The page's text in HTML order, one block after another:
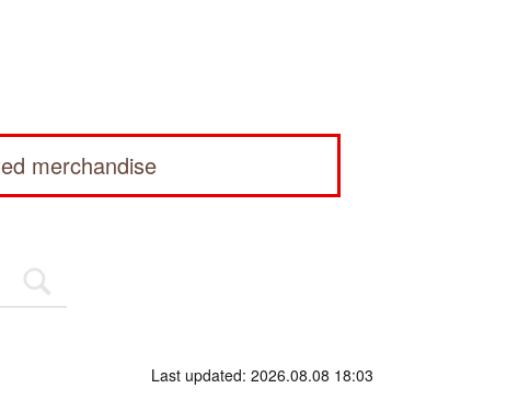
merchandise
Last updated: 2026.08.08 18:03